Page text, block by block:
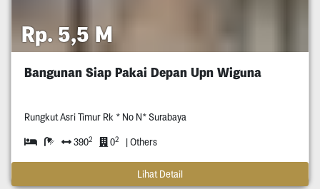
Rp. 5,5 M
Bangunan Siap Pakai Depan Upn Wiguna
Rungkut Asri Timur Rk * No N* Surabaya
3902 02 | Others
Lihat Detail